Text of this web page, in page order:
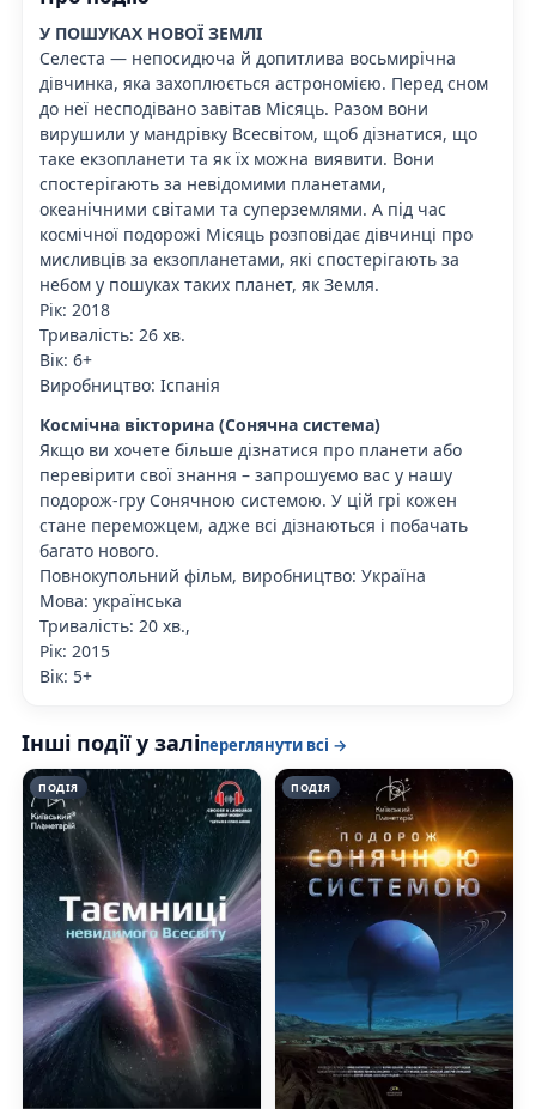
У ПОШУКАХ НОВОЇ ЗЕМЛІ
Селеста — непосидюча й допитлива восьмирічна
дівчинка, яка захоплюється астрономією. Перед сном
до неї несподівано завітав Місяць. Разом вони
вирушили у мандрівку Всесвітом, щоб дізнатися, що
таке екзопланети та як їх можна виявити. Вони
спостерігають за невідомими планетами,
океанічними світами та суперземлями. А під час
космічної подорожі Місяць розповідає дівчинці про
мисливців за екзопланетами, які спостерігають за
небом у пошуках таких планет, як Земля.
Рік: 2018
Тривалість: 26 хв.
Вік: 6+
Виробництво: Іспанія
Космічна вікторина (Сонячна система)
Якщо ви хочете більше дізнатися про планети або
перевірити свої знання – запрошуємо вас у нашу
подорож-гру Сонячною системою. У цій грі кожен
стане переможцем, адже всі дізнаються і побачать
багато нового.
Повнокупольний фільм, виробництво: Україна
Мова: українська
Тривалість: 20 хв.,
Рік: 2015
Вік: 5+
Інші події у заліпереглянути всі →
ПОДІЯ ПОДІЯ